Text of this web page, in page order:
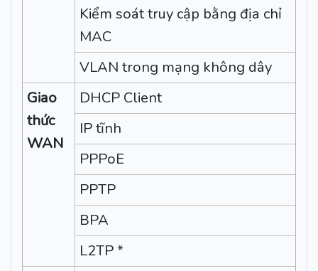
Kiểm soát truy cập bằng địa chỉ
MAC
VLAN trong mạng không dây
Giao
thức
WAN
DHCP Client
IP tĩnh
PPPoE
PPTP
BPA
L2TP *